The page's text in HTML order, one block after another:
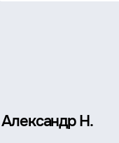
Александр Н.